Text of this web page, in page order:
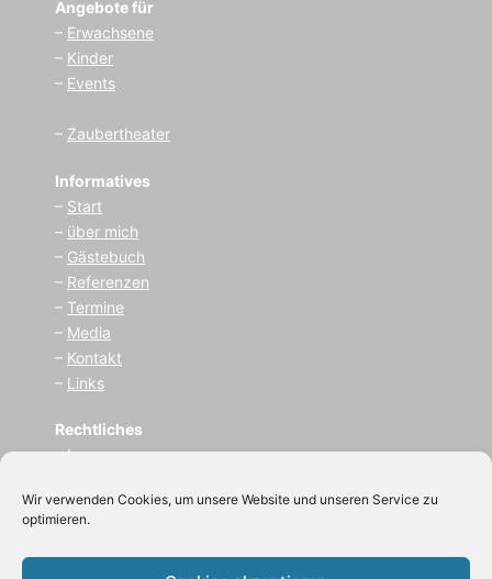
Wir verwenden Cookies, um unsere Website und unseren Service zu
optimieren.
Erwachsene
Zaubertheater
Informatives
Start
über mich
Gästebuch
Referenzen
–Links